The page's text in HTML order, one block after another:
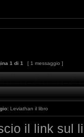
1 di 1 [ 1 messaggio ]
Leviathan il libro
il link sul